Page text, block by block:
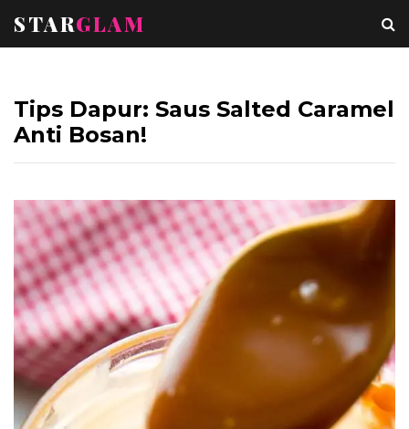
STARGLAM
Tips Dapur: Saus Salted Caramel
Anti Bosan!